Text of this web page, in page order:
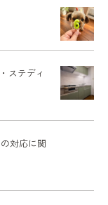
ステディ
対応に関